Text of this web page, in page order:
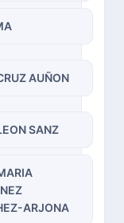
AUÑON
SANZ
ARJONA